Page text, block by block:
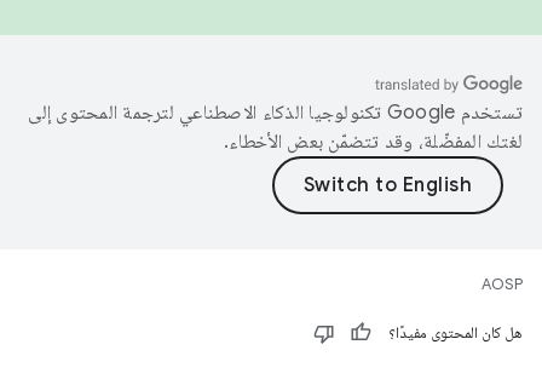
تستخدم Google تكنولوجيا الذكاء الاصطناعي لترجمة المحتوى إلى
لغتك المفضّلة، وقد تتضمّن بعض الأخطاء.
AOSP
هل كان المحتوى مفيدًا؟